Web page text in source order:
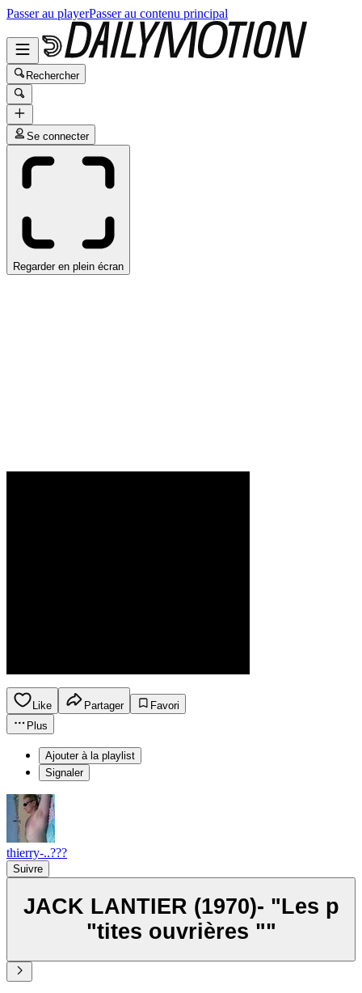
Passer au playerPasser au contenu principal
Rechercher
Se connecter
Regarder en plein écran
Like Partager
Favori
Plus
Ajouter à la playlist
Signaler
thierry-..???
Suivre
JACK LANTIER (1970)- "Les p
"tites ouvrières ""